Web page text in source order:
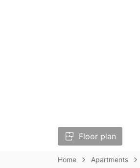
Floor plan
Home Apartments